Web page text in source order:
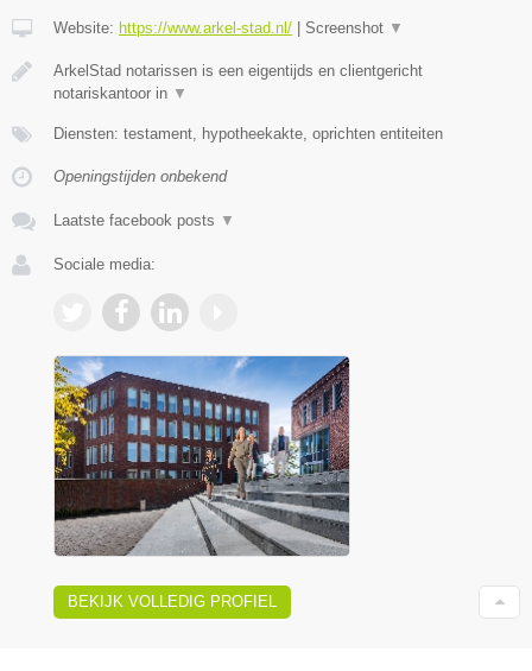
Website: https://www.arkel-stad.nl/ | Screenshot ▼
ArkelStad notarissen is een eigentijds en clientgericht
notariskantoor in ▼
Diensten: testament, hypotheekakte, oprichten entiteiten
Openingstijden onbekend
Laatste facebook posts ▼
Sociale media:
BEKIJK VOLLEDIG PROFIEL